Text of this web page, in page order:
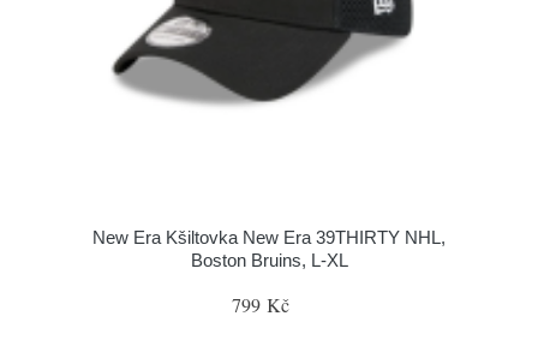
New Era Kšiltovka New Era 39THIRTY NHL,
Boston Bruins, L-XL
799 Kč